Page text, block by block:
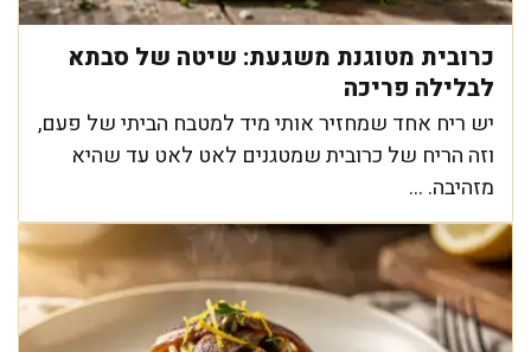
כרובית מטוגנת משגעת: שיטה של סבתא
לבלילה פריכה
יש ריח אחד שמחזיר אותי מיד למטבח הביתי של פעם,
וזה הריח של כרובית שמטגנים לאט לאט עד שהיא
מזהיבה. ...